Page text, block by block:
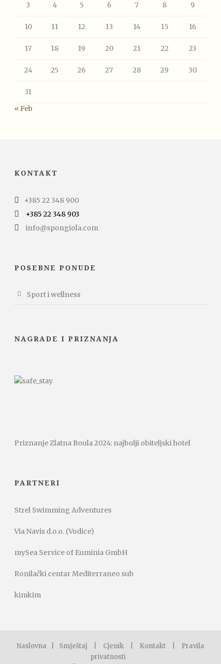
3 4 5 6 7 8 9
10 11 12 13 14 15 16
17 18 19 20 21 22 23
24 25 26 27 28 29 30
31
« Feb
KONTAKT
+385 22 348 900
+385 22 348 903
info@spongiola.com
POSEBNE PONUDE
Sport i wellness
NAGRADE I PRIZNANJA
Priznanje Zlatna Boula 2024: najbolji obiteljski hotel
PARTNERI
Strel Swimming Adventures
Via Navis d.o.o. (Vodice)
mySea Service of Euminia GmbH
Ronilački centar Mediterraneo sub
kimkim
Naslovna Smještaj Cjenik Kontakt
Pravila
privatnosti